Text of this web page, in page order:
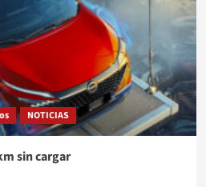
NOTICIAS
sin cargar